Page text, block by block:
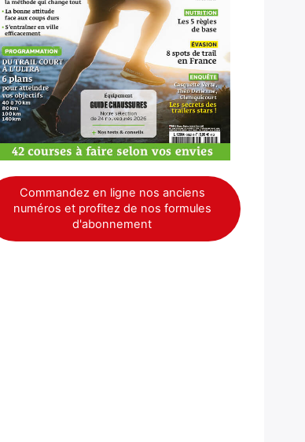
Commandez en ligne nos anciens
numéros et profitez de nos formules
d'abonnement